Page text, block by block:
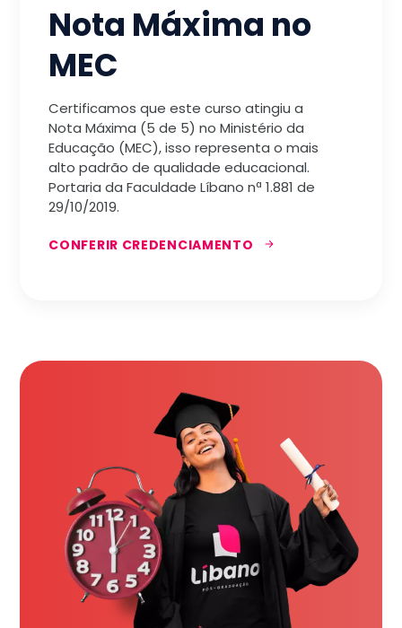
Nota Máxima no
MEC
Certificamos que este curso atingiu a
Nota Máxima (5 de 5) no Ministério da
Educação (MEC), isso representa o mais
alto padrão de qualidade educacional.
Portaria da Faculdade Líbano nª 1.881 de
29/10/2019.
CONFERIR CREDENCIAMENTO